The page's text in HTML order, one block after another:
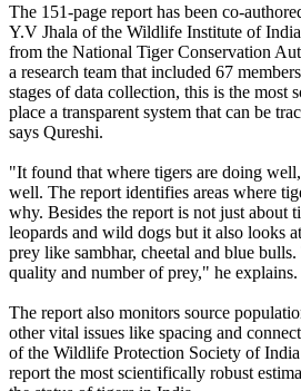
The 151-page report has been co-
Y.V Jhala of the Wildlife Institute of
from the National Tiger Conservation
a research team that included 67
stages of data collection, this is the most
place a transparent system that can be
says Qureshi.
"It found that where tigers are doing
well. The report identifies areas where
why. Besides the report is not just about
leopards and wild dogs but it also looks
prey like sambhar, cheetal and blue
quality and number of prey," he explains.
The report also monitors source
other vital issues like spacing and
of the Wildlife Protection Society of
report the most scientifically robust